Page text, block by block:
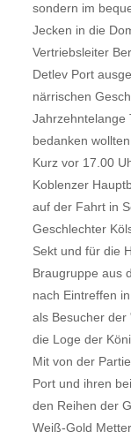
sondern im
Jecken in die
Vertriebsleiter
Detlev Port
närrischen
Jahrzehntelange
bedanken
Kurz vor 17.00
Koblenzer
auf der Fahrt in
Geschlechter
Sekt und für die
Braugruppe aus
nach Eintreffen
als Besucher der
die Loge der
Mit von der
Port und ihren
den Reihen der
Weiß-Gold